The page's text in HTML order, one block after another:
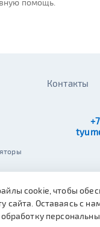
помощь.
Контакты
cookie, чтобы
сайта. Оставаясь с
обработку